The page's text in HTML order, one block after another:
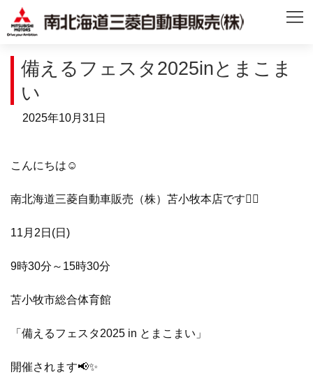
備えるフェスタ2025inとまこま
い
2025年10月31日
こんにちは☺️
南北海道三菱自動車販売（株）苫小牧本店です💁‍♂️
11月2日(日)
9時30分～15時30分
苫小牧市総合体育館
「備えるフェスタ2025 in とまこまい」
開催されます📢✨